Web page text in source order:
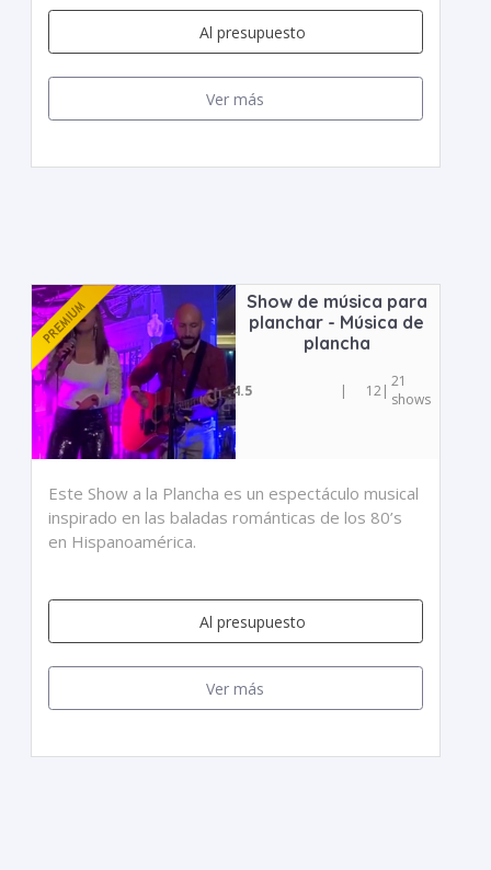
Al presupuesto
Ver más
Show de música para
planchar - Música de
plancha
4.5 | 12| 21
shows
Este Show a la Plancha es un espectáculo musical
inspirado en las baladas románticas de los 80’s
en Hispanoamérica.
Al presupuesto
Ver más